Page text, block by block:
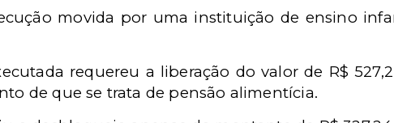
movida por uma instituição de ensino
requereu a liberação do valor de R$
de que se trata de pensão alimentícia.